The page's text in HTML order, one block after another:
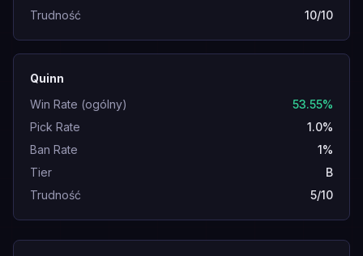
Trudność
10/10
Quinn
Win Rate (ogólny)
53.55%
Pick Rate
1.0%
Ban Rate
1%
Tier
B
Trudność
5/10